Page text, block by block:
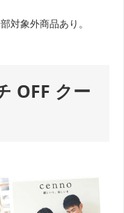
対象外商品あり。
OFF クー